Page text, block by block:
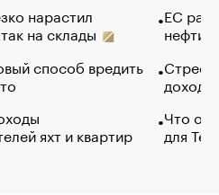
нарастил
на склады
способ вредить
яхт и квартир
ЕС
нефти
Что
для